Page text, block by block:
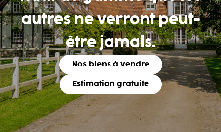
autres ne verront peut-
être jamais.
Nos biens à vendre
Estimation gratuite